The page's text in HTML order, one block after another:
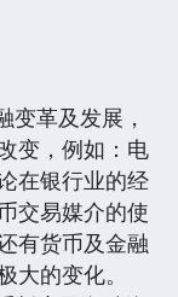
变革及发展，
变，例如：电
在银行业的经
交易媒介的使
有货币及金融
大的变化。